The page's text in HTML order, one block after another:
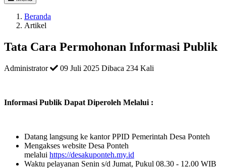
Beranda
Artikel
Tata Cara Permohonan Informasi Publik
Administrator 09 Juli 2025 Dibaca 234 Kali
Informasi Publik Dapat Diperoleh Melalui :
Datang langsung ke kantor PPID Pemerintah Desa Ponteh
Mengakses website Desa Ponteh
melalui https://desakuponteh.my.id
Waktu pelayanan Senin s/d Jumat, Pukul 08.30 - 12.00 WIB